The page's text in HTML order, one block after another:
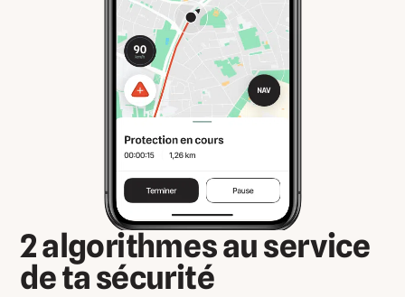
2 algorithmes au service
de ta sécurité